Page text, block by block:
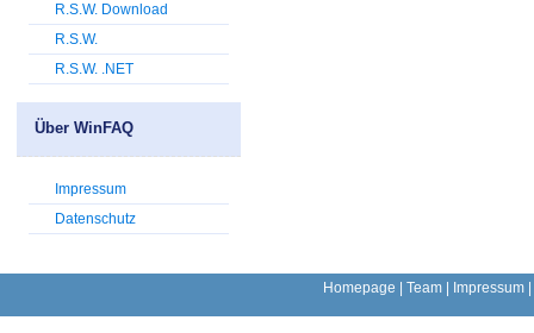
R.S.W. Download
R.S.W.
R.S.W. .NET
Über WinFAQ
Impressum
Datenschutz
Homepage Team| Impressum|